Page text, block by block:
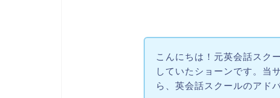
こんにちは！元英会話スク
していたショーンです。当
ら、英会話スクールのアド